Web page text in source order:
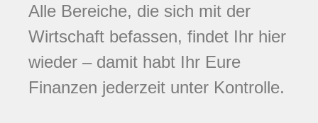
Alle Bereiche, die sich mit der
Wirtschaft befassen, findet Ihr hier
wieder – damit habt Ihr Eure
Finanzen jederzeit unter Kontrolle.